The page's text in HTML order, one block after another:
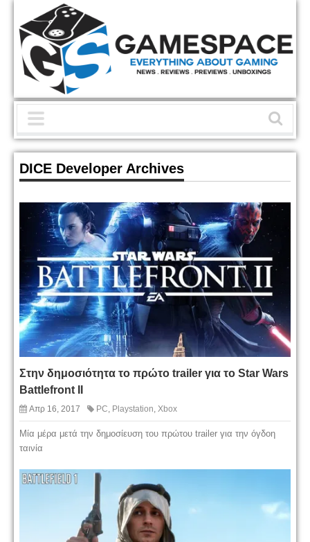
DICE Developer Archives
Στην δημοσιότητα το πρώτο trailer για το Star Wars
Battlefront II
Απρ 16, 2017 PC, Playstation, Xbox
Μία μέρα μετά την δημοσίευση του πρώτου trailer για την όγδοη
ταινία